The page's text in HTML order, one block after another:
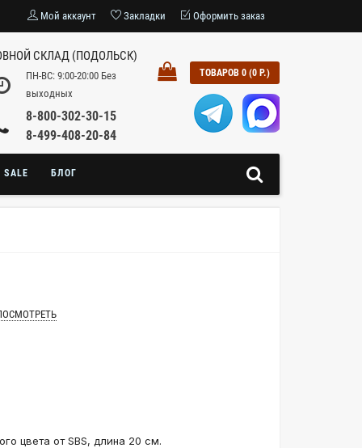
Мой аккаунт Закладки Оформить заказ
СКЛАД (ПОДОЛЬСК)
ПН-ВС: 9:00-20:00 Без
выходных
8-800-302-30-15
8-499-408-20-84
ТОВАРОВ 0 (0 Р.)
SALE БЛОГ
цвета от SBS, длина 20 см.